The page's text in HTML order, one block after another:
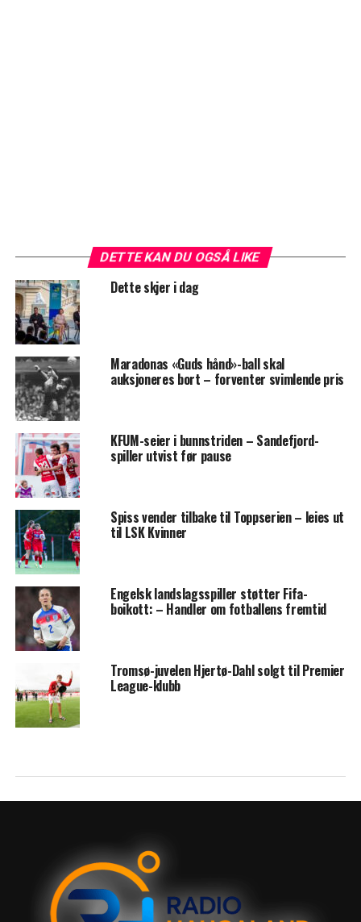
DETTE KAN DU OGSÅ LIKE
Dette skjer i dag
Maradonas «Guds hånd»-ball skal
auksjoneres bort – forventer svimlende pris
KFUM-seier i bunnstriden – Sandefjord-
spiller utvist før pause
Spiss vender tilbake til Toppserien – leies ut
til LSK Kvinner
Engelsk landslagsspiller støtter Fifa-
boikott: – Handler om fotballens fremtid
Tromsø-juvelen Hjertø-Dahl solgt til Premier
League-klubb